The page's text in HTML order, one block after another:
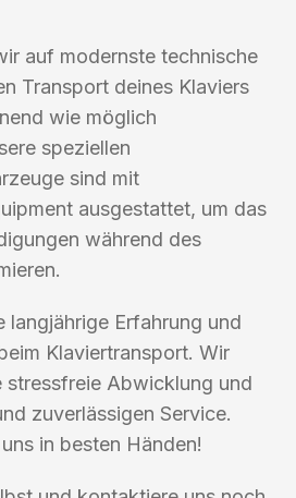
auf modernste technische
Transport deines Klaviers
wie möglich
speziellen
sind mit
ausgestattet, um das
während des
langjährige Erfahrung und
Klaviertransport. Wir
stressfreie Abwicklung und
zuverlässigen Service.
in besten Händen!